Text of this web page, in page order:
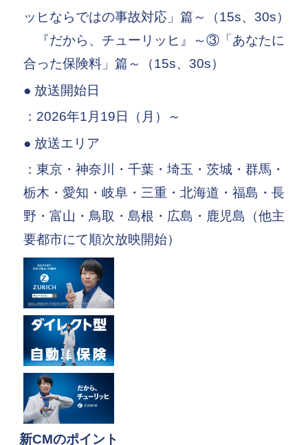
ッヒならではの事故対応」篇～（15s、30s）
『だから、チューリッヒ』～③「あなたに
合った保険料」篇～（15s、30s）
● 放送開始日
：2026年1月19日（月）～
● 放送エリア
：東京・神奈川・千葉・埼玉・茨城・群馬・
栃木・愛知・岐阜・三重・北海道・福島・長
野・富山・鳥取・島根・広島・鹿児島（他主
要都市にて順次放映開始）
新CMのポイント